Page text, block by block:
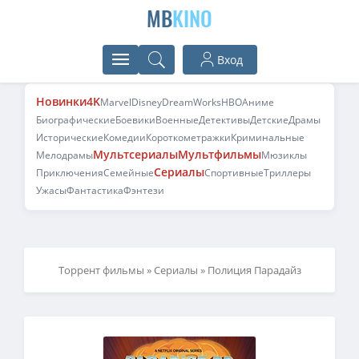
MBKINO
Вход
Новинки4KMarvelDisneyDreamWorksHBOАниме
БиографическиеБоевикиВоенныеДетективыДетскиеДрамы
ИсторическиеКомедииКороткометражкиКриминальные
МелодрамыМультсериалыМультфильмыМюзиклы
ПриключенияСемейныеСериалыСпортивныеТриллеры
УжасыФантастикаФэнтези
Торрент фильмы »Сериалы » Полиция Парадайз